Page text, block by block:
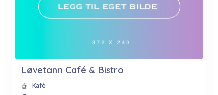
Løvetann Café & Bistro
Kafé